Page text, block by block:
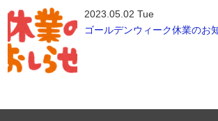
2023.05.02 Tue
ゴールデンウィーク休業のお